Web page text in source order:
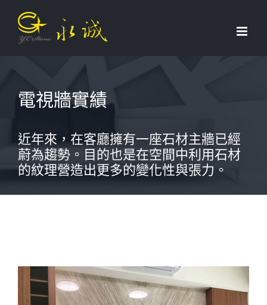
電視牆實績
近年來，在客廳擁有一座石材主牆已經
蔚為趨勢。目的也是在空間中利用石材
的紋理營造出更多的變化性與張力。
View
Larger